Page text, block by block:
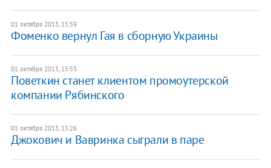
01 октября 2013, 15:59
Фоменко вернул Гая в сборную Украины
01 октября 2013, 15:53
Поветкин станет клиентом промоутерской
компании Рябинского
01 октября 2013, 15:26
​Джокович и Вавринка сыграли в паре